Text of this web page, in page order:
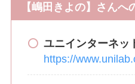
【嶋田きよの】さん
ユニインターネッ
https://